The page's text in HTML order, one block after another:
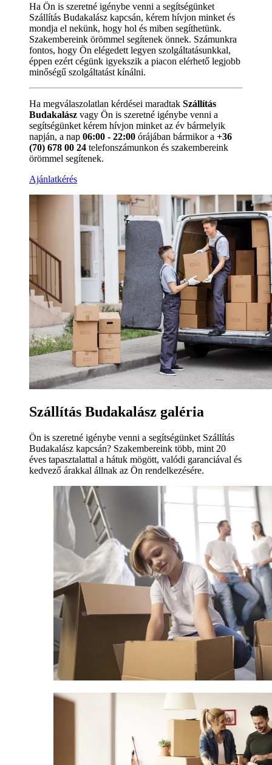
Ha Ön is szeretné igénybe venni a segítségünket
Szállítás Budakalász kapcsán, kérem hívjon minket és
mondja el nekünk, hogy hol és miben segíthetünk.
Szakembereink örömmel segítenek önnek. Számunkra
fontos, hogy Ön elégedett legyen szolgáltatásunkkal,
éppen ezért cégünk igyekszik a piacon elérhető legjobb
minőségű szolgáltatást kínálni.
Ha megválaszolatlan kérdései maradtak Szállítás
Budakalász vagy Ön is szeretné igénybe venni a
segítségünket kérem hívjon minket az év bármelyik
napján, a nap 06:00 - 22:00 órájában bármikor a +36
(70) 678 00 24 telefonszámunkon és szakembereink
örömmel segítenek.
Ajánlatkérés
Szállítás Budakalász galéria
Ön is szeretné igénybe venni a segítségünket Szállítás
Budakalász kapcsán? Szakembereink több, mint 20
éves tapasztalattal a hátuk mögött, valódi garanciával és
kedvező árakkal állnak az Ön rendelkezésére.